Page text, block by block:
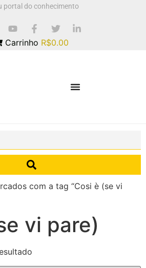
portal do conhecimento
Carrinho R$0.00
com a tag “Cosi è (se vi
vi pare)